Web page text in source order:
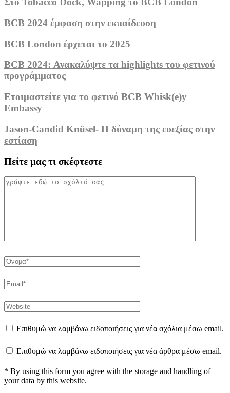
BCB 2024 έμφαση στην εκπαίδευση
BCB London έρχεται το 2025
BCB 2024: Ανακαλύψτε τα highlights του φετινού
προγράμματος
Ετοιμαστείτε για το φετινό BCB Whisk(e)y
Embassy
Jason-Candid Knüsel- Η δύναμη της ευεξίας στην
εστίαση
Πείτε μας τι σκέφτεστε
Επιθυμώ να λαμβάνω ειδοποιήσεις για νέα σχόλια μέσω email.
Επιθυμώ να λαμβάνω ειδοποιήσεις για νέα άρθρα μέσω email.
* By using this form you agree with the storage and handling of
your data by this website.